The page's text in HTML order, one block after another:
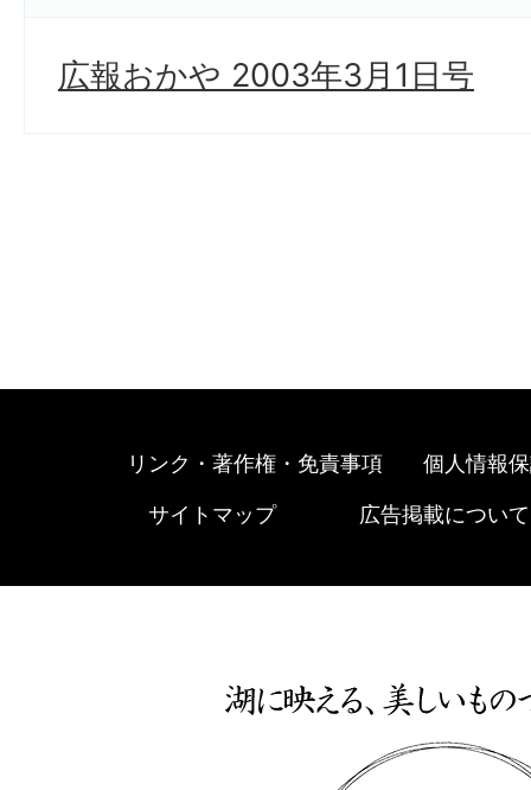
広報おかや 2003年3月1日号
リンク・著作権・免責事項 個人情報
サイトマップ 広告掲載について